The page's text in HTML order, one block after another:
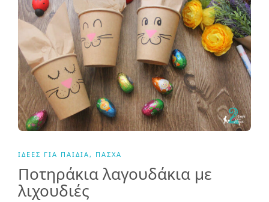
ΙΔΈΕΣ ΓΙΑ ΠΑΙΔΙΆ , ΠΆΣΧΑ
Ποτηράκια λαγουδάκια με
λιχουδιές